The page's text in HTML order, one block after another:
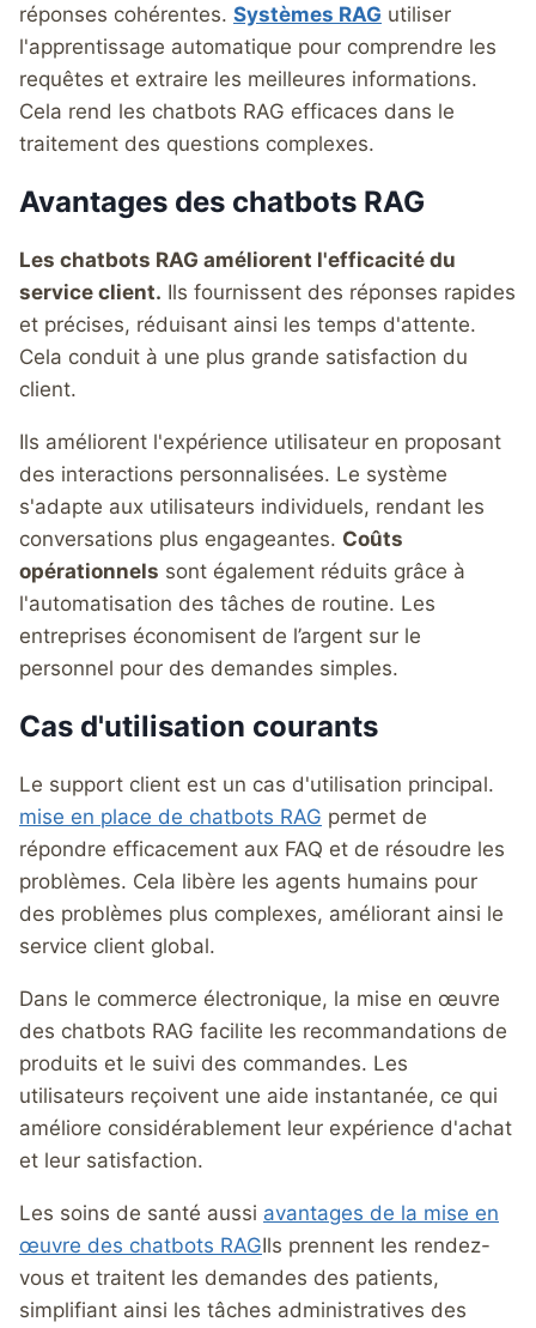
réponses cohérentes. Systèmes RAG utiliser
l'apprentissage automatique pour comprendre les
requêtes et extraire les meilleures informations.
Cela rend les chatbots RAG efficaces dans le
traitement des questions complexes.
Avantages des chatbots RAG
Les chatbots RAG améliorent l'efficacité du
service client. Ils fournissent des réponses rapides
et précises, réduisant ainsi les temps d'attente.
Cela conduit à une plus grande satisfaction du
client.
Ils améliorent l'expérience utilisateur en proposant
des interactions personnalisées. Le système
s'adapte aux utilisateurs individuels, rendant les
conversations plus engageantes. Coûts
opérationnels sont également réduits grâce à
l'automatisation des tâches de routine. Les
entreprises économisent de l’argent sur le
personnel pour des demandes simples.
Cas d'utilisation courants
Le support client est un cas d'utilisation principal.
mise en place de chatbots RAG permet de
répondre efficacement aux FAQ et de résoudre les
problèmes. Cela libère les agents humains pour
des problèmes plus complexes, améliorant ainsi le
service client global.
Dans le commerce électronique, la mise en œuvre
des chatbots RAG facilite les recommandations de
produits et le suivi des commandes. Les
utilisateurs reçoivent une aide instantanée, ce qui
améliore considérablement leur expérience d'achat
et leur satisfaction.
Les soins de santé aussi avantages de la mise en
œuvre des chatbots RAGIls prennent les rendez-
vous et traitent les demandes des patients,
simplifiant ainsi les tâches administratives des